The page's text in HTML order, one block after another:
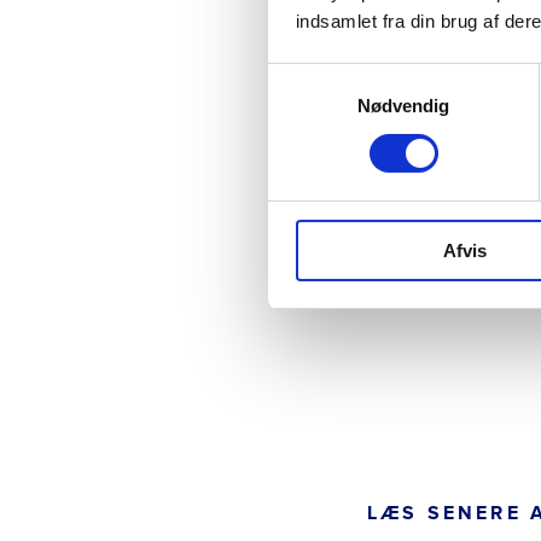
indsamlet fra din brug af
Nødvendig
Afvis
LÆS SENERE